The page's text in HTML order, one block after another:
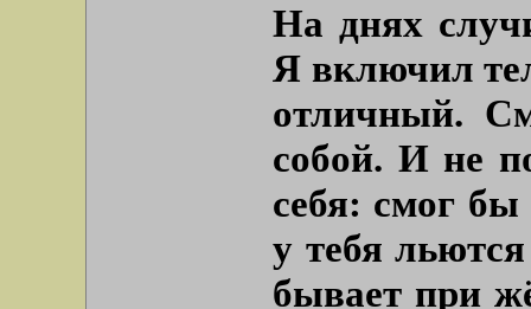
На днях
Я включил
отличный.
собой. И не
себя: смог
у тебя
бывает при